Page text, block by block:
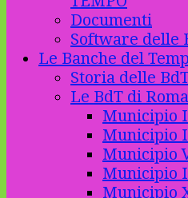
Documenti
Software delle
Le Banche del
Storia delle
Le BdT di Roma
Municipio I
Municipio
Municipio
Municipio
Municipio